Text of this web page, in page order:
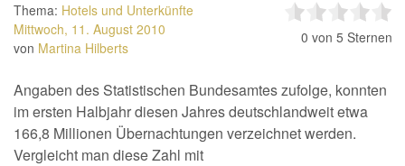
Thema: Hotels und Unterkünfte
Mittwoch, 11. August 2010
von Martina Hilberts
0 von 5 Sternen
Angaben des Statistischen Bundesamtes zufolge, konnten
im ersten Halbjahr diesen Jahres deutschlandweit etwa
166,8 Millionen Übernachtungen verzeichnet werden.
Vergleicht man diese Zahl mit